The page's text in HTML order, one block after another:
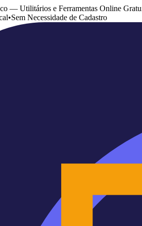
— Utilitários e Ferramentas Online
•Sem Necessidade de Cadastro